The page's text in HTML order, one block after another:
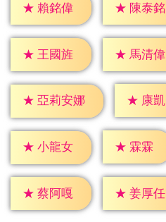
★ 賴銘偉 ★ 陳泰銘
★ 王國旌 ★ 馬清偉
★ 亞莉安娜 ★ 康凱
★ 小龍女 ★ 霖霖
★ 蔡阿嘎 ★ 姜厚任